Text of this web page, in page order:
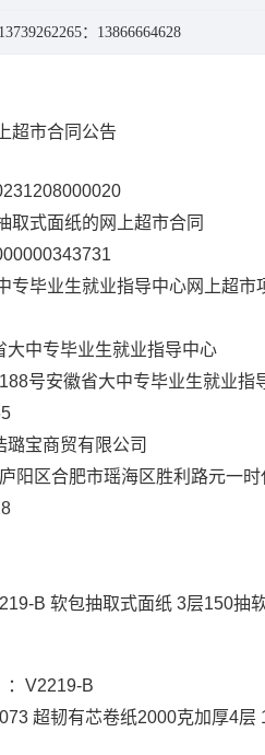
：13866664628
超市合同公告
取式面纸的网上超市合同
专毕业生就业指导中心网上超市
大中专毕业生就业指导中心
号安徽省大中专毕业生就业指
璐宝商贸有限公司
阳区合肥市瑶海区胜利路元一
B 软包抽取式面纸 3层150抽
V2219-B
超韧有芯卷纸2000克加厚4层